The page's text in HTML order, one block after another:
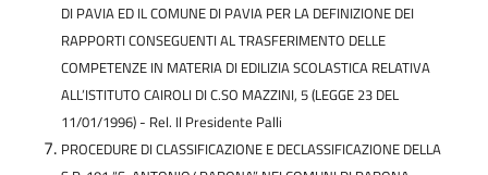
DI PAVIA ED IL COMUNE DI PAVIA PER LA DEFINIZIONE DEI
RAPPORTI CONSEGUENTI AL TRASFERIMENTO DELLE
COMPETENZE IN MATERIA DI EDILIZIA SCOLASTICA RELATIVA
ALL’ISTITUTO CAIROLI DI C.SO MAZZINI, 5 (LEGGE 23 DEL
11/01/1996) - Rel. Il Presidente Palli
PROCEDURE DI CLASSIFICAZIONE E DECLASSIFICAZIONE DELLA